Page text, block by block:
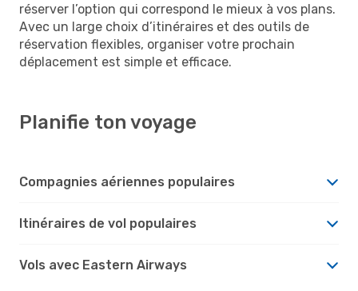
réserver l’option qui correspond le mieux à vos plans.
Avec un large choix d’itinéraires et des outils de
réservation flexibles, organiser votre prochain
déplacement est simple et efficace.
Planifie ton voyage
Compagnies aériennes populaires
Itinéraires de vol populaires
Vols avec Eastern Airways